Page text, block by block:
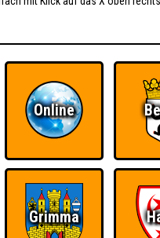
Online
Grimma